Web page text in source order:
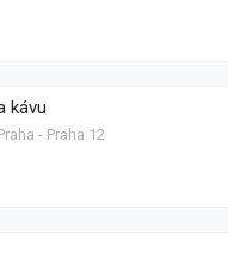
kávu
- Praha 12